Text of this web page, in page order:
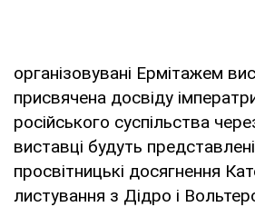
організовувані Ермітажем
присвячена досвіду
російського суспільства
виставці будуть представлені
просвітницькі досягнення
листування з Дідро і